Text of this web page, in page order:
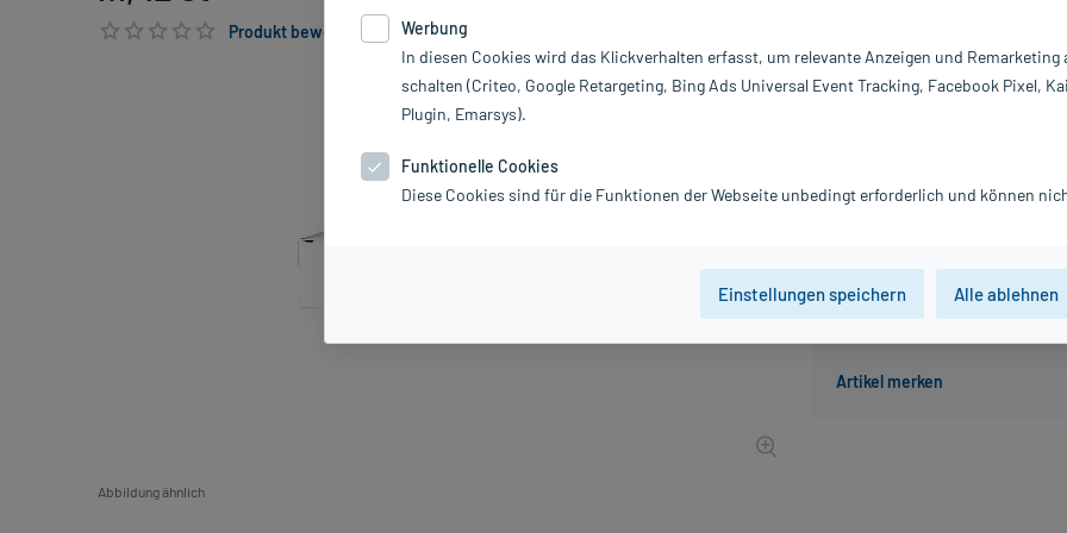
Produkt bewerten & PlusHerzen sichern
Abbildung ähnlich
inkl. MwSt. zzgl. Versandkosten
Der Artikel ist momentan
Beratung für
PZN:
Hersteller:
Werbung
In diesen Cookies wird das Klickverhalten erfasst, um relevante Anzeigen und Remarketing
schalten (Criteo, Google Retargeting, Bing Ads Universal Event Tracking, Facebook Pixel,
Plugin, Emarsys).
Funktionelle Cookies
Diese Cookies sind für die Funktionen der Webseite unbedingt erforderlich und können
Einstellungen speichern Alle ablehnen